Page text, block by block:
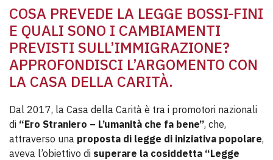
COSA PREVEDE LA LEGGE BOSSI-FINI
E QUALI SONO I CAMBIAMENTI
PREVISTI SULL’IMMIGRAZIONE?
APPROFONDISCI L’ARGOMENTO CON
LA CASA DELLA CARITÀ.
Dal 2017, la Casa della Carità è tra i promotori nazionali
di “Ero Straniero – L’umanità che fa bene”, che,
attraverso una proposta di legge di iniziativa popolare,
aveva l’obiettivo di superare la cosiddetta “Legge